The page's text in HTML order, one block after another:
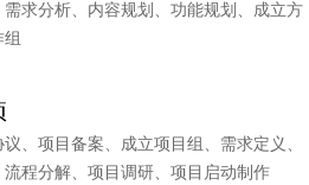
需求分析、内容规划、功能规划、成立方
、项目备案、成立项目组、需求定义、
流程分解、项目调研、项目启动制作